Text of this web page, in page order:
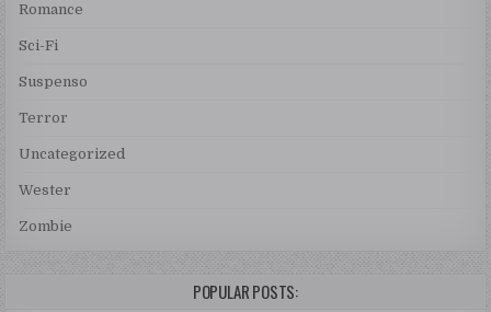
Romance
Sci-Fi
Suspenso
Terror
Uncategorized
Wester
Zombie
POPULAR POSTS: